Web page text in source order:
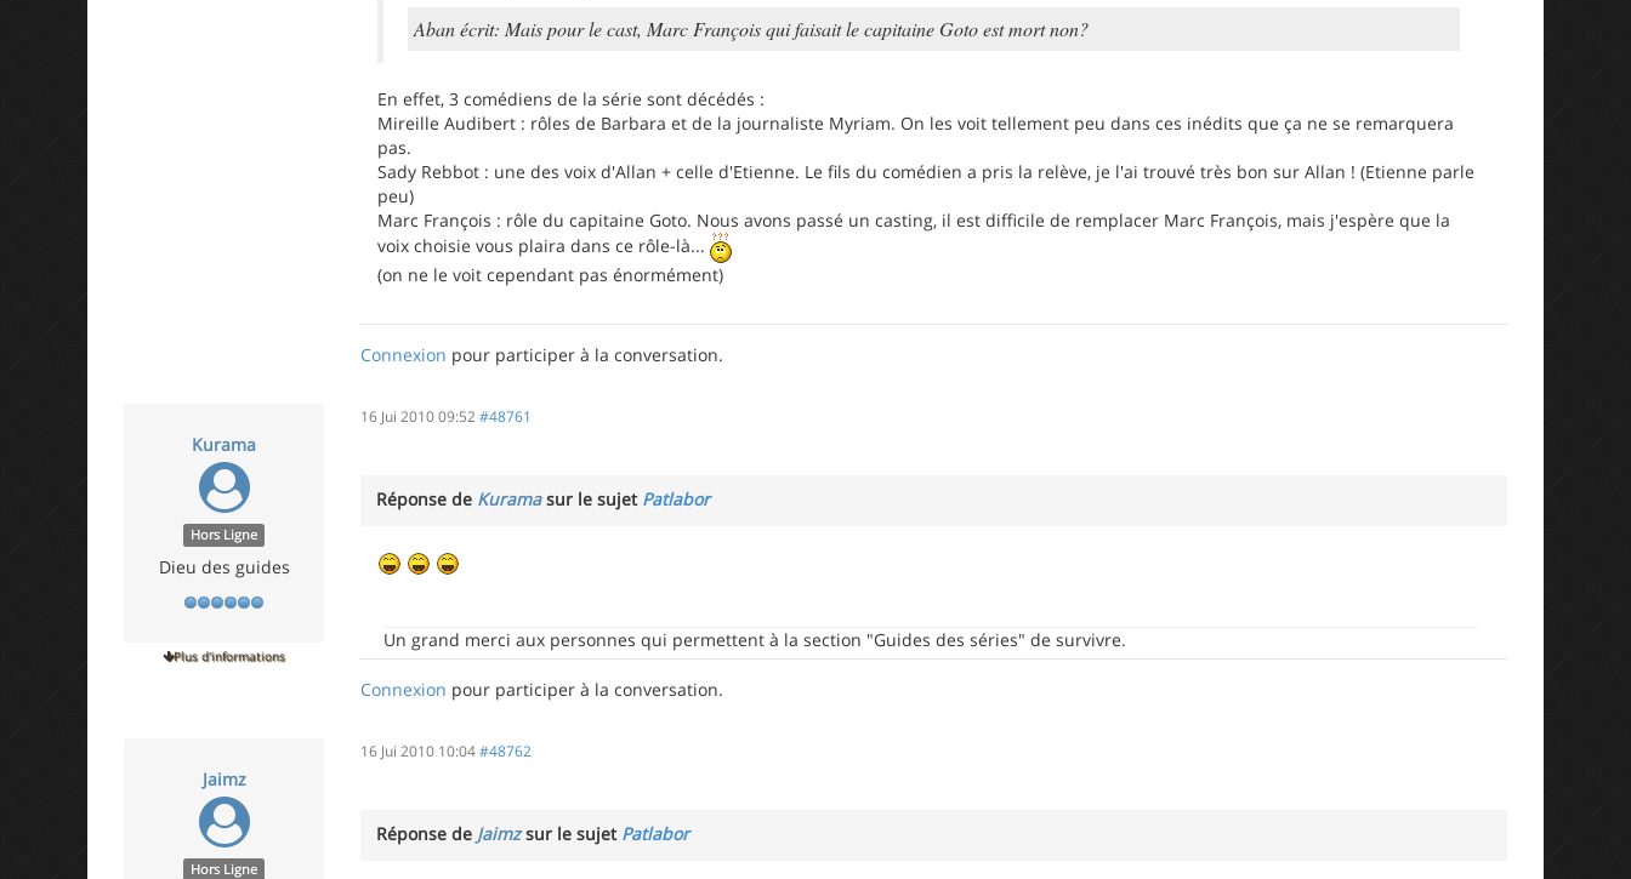
Aban écrit: Mais pour le cast, Marc François qui faisait le capitaine Goto est mort non?
En effet, 3 comédiens de la série sont décédés :
Mireille Audibert : rôles de Barbara et de la journaliste Myriam. On les voit tellement peu dans ces inédits que ça ne se remarquera
pas.
Sady Rebbot : une des voix d'Allan + celle d'Etienne. Le fils du comédien a pris la relève, je l'ai trouvé très bon sur Allan ! (Etienne parle
peu)
Marc François : rôle du capitaine Goto. Nous avons passé un casting, il est difficile de remplacer Marc François, mais j'espère que la
voix choisie vous plaira dans ce rôle-là...
(on ne le voit cependant pas énormément)
Connexion pour participer à la conversation.
Kurama
Hors Ligne
Dieu des guides
Plus d'informations
16 Jui 2010 09:52 #48761
Réponse de Kuramasur le sujet Patlabor
Un grand merci aux personnes qui permettent à la section "Guides des séries" de survivre.
Connexion pour participer à la conversation.
Jaimz
Hors Ligne
16 Jui 2010 10:04#48762
Réponse de Jaimzsur le sujet Patlabor